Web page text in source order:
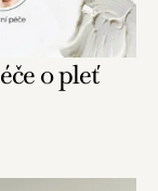
o pleť